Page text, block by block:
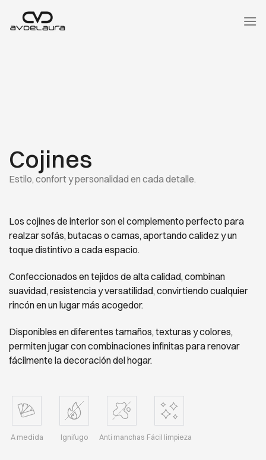
Cojines
Estilo, confort y personalidad en cada detalle.
Los cojines de interior son el complemento perfecto para
realzar sofás, butacas o camas, aportando calidez y un
toque distintivo a cada espacio.
Confeccionados en tejidos de alta calidad, combinan
suavidad, resistencia y versatilidad, convirtiendo cualquier
rincón en un lugar más acogedor.
Disponibles en diferentes tamaños, texturas y colores,
permiten jugar con combinaciones infinitas para renovar
fácilmente la decoración del hogar.
A medida Ignifugo Anti manchas Fácil limpieza